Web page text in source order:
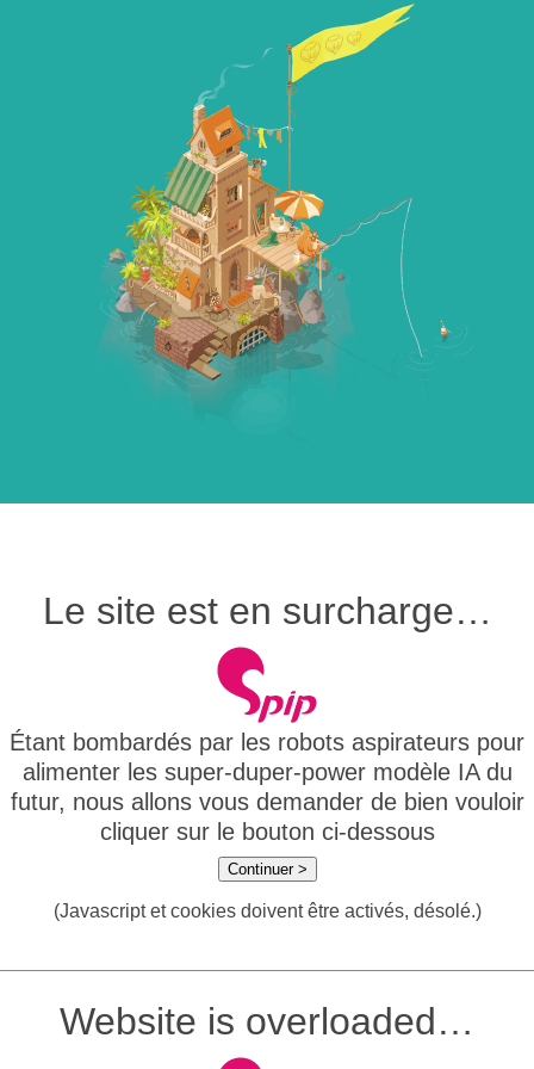
Le site est en surcharge…
Étant bombardés par les robots aspirateurs pour
alimenter les super-duper-power modèle IA du
futur, nous allons vous demander de bien vouloir
cliquer sur le bouton ci-dessous
Continuer >
(Javascript et cookies doivent être activés, désolé.)
Website is overloaded…